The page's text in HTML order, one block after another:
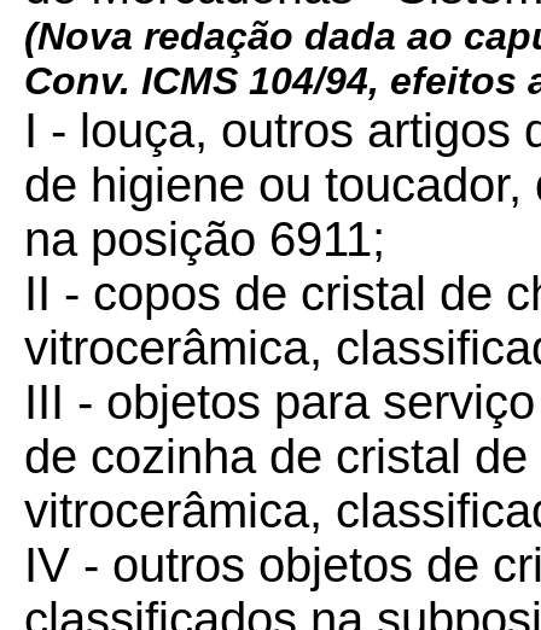
(Nova redação dada ao
Conv. ICMS 104/94, efeitos
I - louça, outros artigos
de higiene ou
na posição 6911;
II - copos de cristal de
vitrocerâmica,
III - objetos para
de cozinha de cristal
vitrocerâmica,
IV - outros objetos de
classificados na